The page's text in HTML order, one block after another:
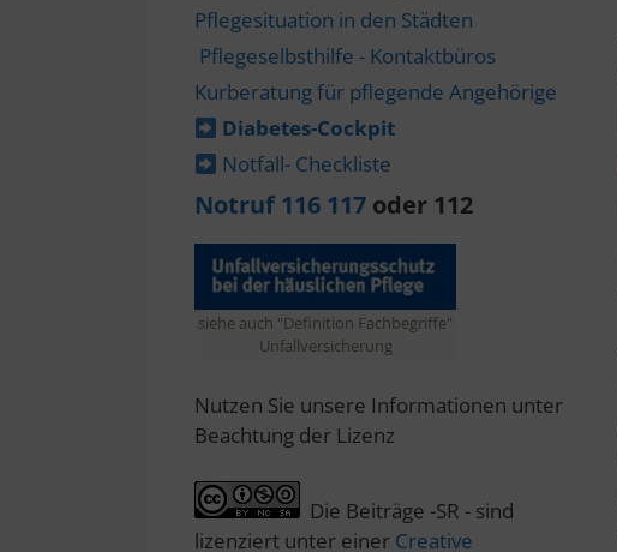
Pflegesituation in den Städten
Pflegeselbsthilfe - Kontaktbüros
Kurberatung für pflegende Angehörige
Diabetes-​Cockpit
Notfall- Checkliste
Notruf 116 117 oder 112
siehe auch "Definition Fachbegriffe"
Unfallversicherung
Nutzen Sie unsere Informationen unter
Beachtung der Lizenz
Die Beiträge -SR - sind
lizenziert unter einer Creative